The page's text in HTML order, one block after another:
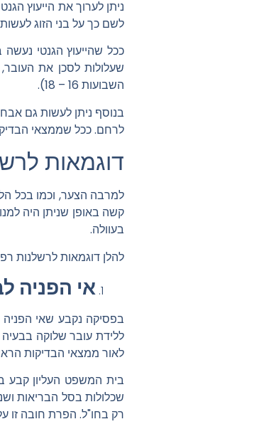
ניתן לערוך את הייעוץ
לשם כך על בני הזוג
ככל שהייעוץ הגנטי
השבועות 16 – 18).
לרחם. ככל שממצאי
דוגמאות
למרבה הצער, וכמו בכל
קשה באופן שניתן היה
בעוולה.
להלן דוגמאות לרשלנות
אי הפניה
בפסיקה נקבע שאי הפניה
ללידת עובר שלוקה בבעיה
לאור ממצאי הבדיקות
בית המשפט העליון קבע
שכלולות בסל הבריאות
רק בחו"ל. הפרת חובה זו